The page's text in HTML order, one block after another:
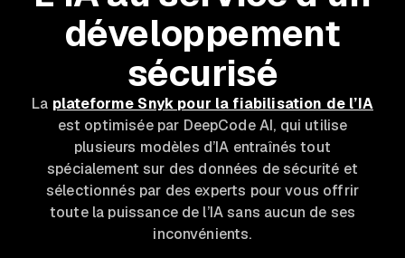
développement
sécurisé
La plateforme Snyk pour la fiabilisation de l’IA
est optimisée par DeepCode AI, qui utilise
plusieurs modèles d’IA entraînés tout
spécialement sur des données de sécurité et
sélectionnés par des experts pour vous offrir
toute la puissance de l’IA sans aucun de ses
inconvénients.